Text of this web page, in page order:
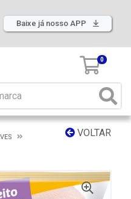
Baixe já nosso APP
0
VOLTAR